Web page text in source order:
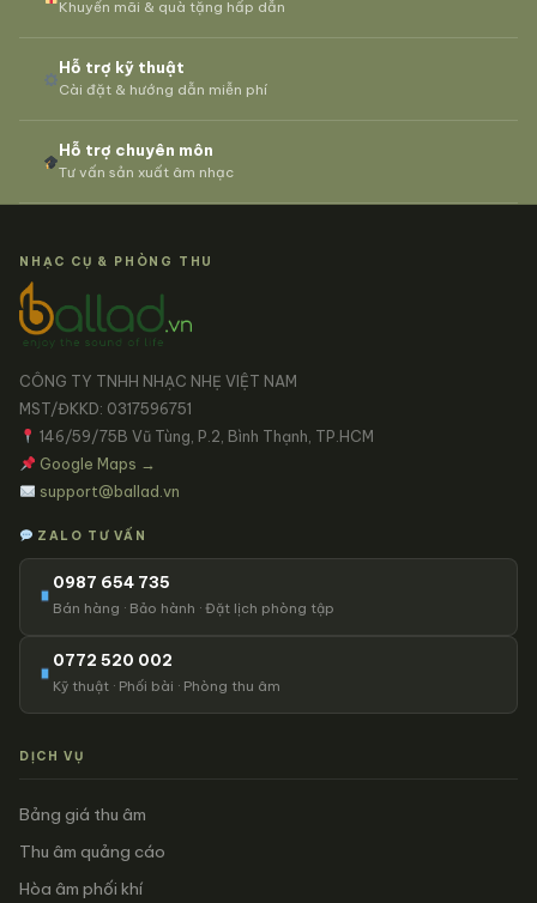
Khuyến mãi & quà tặng hấp dẫn
Hỗ trợ kỹ thuật
Cài đặt & hướng dẫn miễn phí
Hỗ trợ chuyên môn
Tư vấn sản xuất âm nhạc
NHẠC CỤ & PHÒNG THU
CÔNG TY TNHH NHẠC NHẸ VIỆT NAM
MST/ĐKKD: 0317596751
146/59/75B Vũ Tùng, P.2, Bình Thạnh, TP.HCM
Google Maps →
support@ballad.vn
ZALO TƯ VẤN
0987 654 735
Bán hàng · Bảo hành · Đặt lịch phòng tập
0772 520 002
Kỹ thuật · Phối bài · Phòng thu âm
DỊCH VỤ
Bảng giá thu âm
Thu âm quảng cáo
Hòa âm phối khí